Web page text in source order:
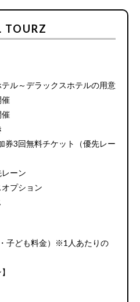
TOURZ
ル～デラックスホテルの用意
催
催
券3回無料チケット（優先レー
ーン
プション
子ども料金）※1人あたりの